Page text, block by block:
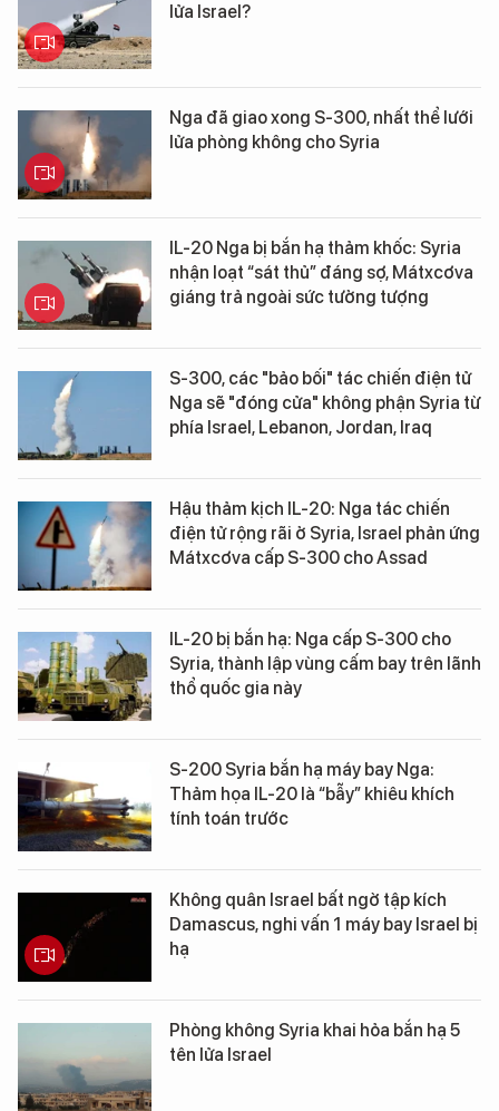
lửa Israel?
Nga đã giao xong S-300, nhất thể lưới
lửa phòng không cho Syria
IL-20 Nga bị bắn hạ thảm khốc: Syria
nhận loạt “sát thủ” đáng sợ, Mátxcơva
giáng trả ngoài sức tưởng tượng
S-300, các "bảo bối" tác chiến điện tử
Nga sẽ "đóng cửa" không phận Syria từ
phía Israel, Lebanon, Jordan, Iraq
Hậu thảm kịch IL-20: Nga tác chiến
điện tử rộng rãi ở Syria, Israel phản ứng
Mátxcơva cấp S-300 cho Assad
IL-20 bị bắn hạ: Nga cấp S-300 cho
Syria, thành lập vùng cấm bay trên lãnh
thổ quốc gia này
S-200 Syria bắn hạ máy bay Nga:
Thảm họa IL-20 là “bẫy” khiêu khích
tính toán trước
Không quân Israel bất ngờ tập kích
Damascus, nghi vấn 1 máy bay Israel bị
hạ
Phòng không Syria khai hỏa bắn hạ 5
tên lửa Israel